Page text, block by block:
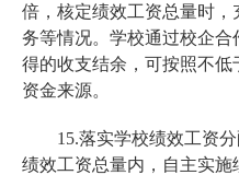
倍，核定绩效工资总量时
务等情况。学校通过校企
得的收支结余，可按照不低
资金来源。
15.落实学校绩效工资
绩效工资总量内，自主实